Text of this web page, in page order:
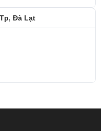
Đà Lạt